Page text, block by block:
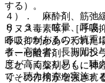
４）． 麻酔剤、筋弛
リヌス毒素等）［呼吸
呼吸抑制があらわれた
ラーゼ阻害剤、カルシ
こと（両薬剤ともに神
りその作用が増強され
する）。
８．３． 眩暈、耳鳴
ることがあるので慎重
者、高齢者、長期間投
度が高くなり易く、聴
で、聴力検査を実施す